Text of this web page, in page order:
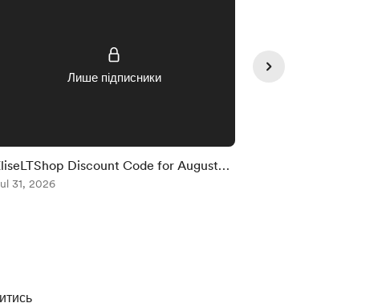
Лише підписники
Discount Code for August
31, 2026